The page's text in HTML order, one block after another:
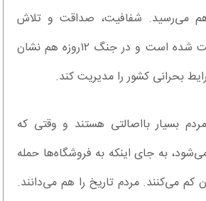
هم می‌رسید. شفافیت، صداقت و تلاش
پزشکیان به مردم ثابت شده است و در جنگ ۱۲روزه هم نشان
بحرانی کشور را مدیریت کند.
بسیار بااصالتی هستند و وقتی که
به جای اینکه به فروشگاه‌ها حمله
کم می‌کنند. مردم تاریخ را هم می‌دانند.